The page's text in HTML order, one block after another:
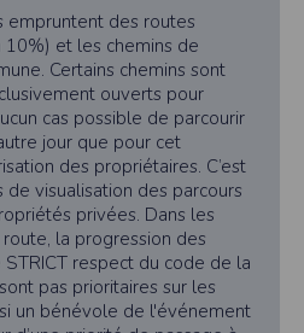
situé derrière l’école
empruntent des routes
et les chemins de
Certains chemins sont
ouverts pour
cas possible de parcourir
jour que pour cet
des propriétaires. C’est
visualisation des parcours
privées. Dans les
la progression des
empruntent des routes
et les chemins de
Certains chemins sont
ouverts pour
cas possible de parcourir
jour que pour cet
des propriétaires. C’est
de visualisation des parcours
privées. Dans les
la progression des
respect du code de la
pas prioritaires sur les
un bénévole de l'événement